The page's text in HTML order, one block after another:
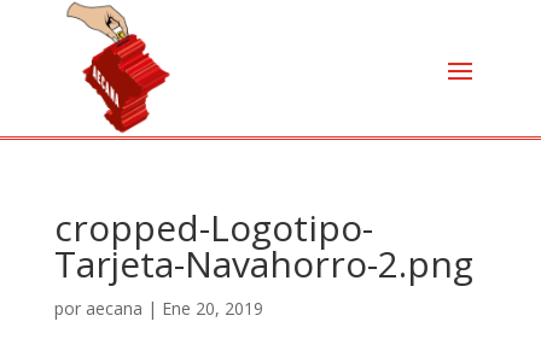
cropped-Logotipo-
Tarjeta-Navahorro-2.png
por aecana | Ene 20, 2019